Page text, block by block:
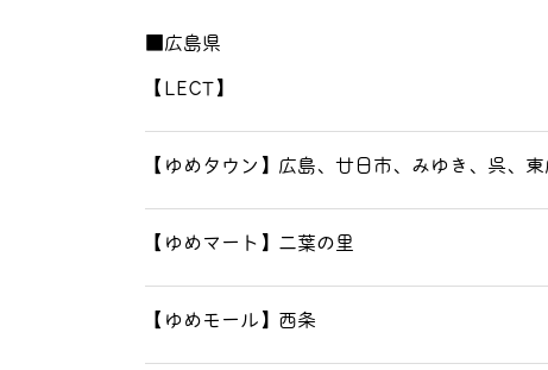
■広島県
【LECT】
【ゆめタウン】広島、廿日市、みゆき、呉、
【ゆめマート】二葉の里
【ゆめモール】西条